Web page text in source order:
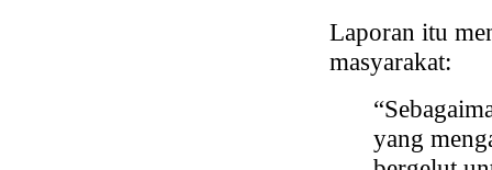
Laporan itu
masyarakat:
yang